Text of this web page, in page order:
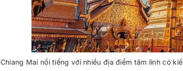
Chiang Mai nổi tiếng với nhiều địa điểm tâm linh có